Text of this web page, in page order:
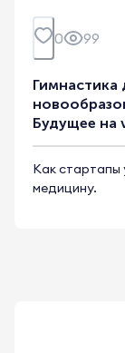
0 99
Гимнастика
Будущее на
Как стартапы
медицину.